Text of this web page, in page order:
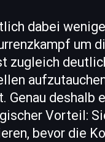
dabei
um
zugleich
Genau deshalb
Vorteil:
bevor die